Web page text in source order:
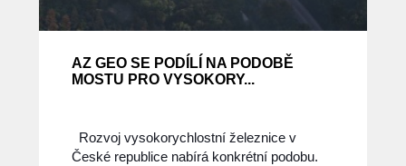
AZ GEO SE PODÍLÍ NA PODOBĚ
MOSTU PRO VYSOKORY...
Rozvoj vysokorychlostní železnice v
České republice nabírá konkrétní podobu.